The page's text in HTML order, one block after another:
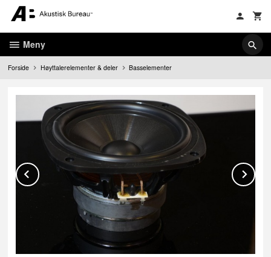
innholdet
Meny
Forside Høyttalerelementer & deler Basselementer
Prev